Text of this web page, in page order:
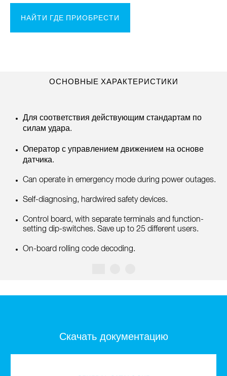
НАЙТИ ГДЕ ПРИОБРЕСТИ
ОСНОВНЫЕ ХАРАКТЕРИСТИКИ
Для соответствия действующим стандартам по
силам удара.
Оператор с управлением движением на основе
датчика.
Can operate in emergency mode during power outages.
Self-diagnosing, hardwired safety devices.
Control board, with separate terminals and function-
setting dip-switches. Save up to 25 different users.
On-board rolling code decoding.
Скачать документацию